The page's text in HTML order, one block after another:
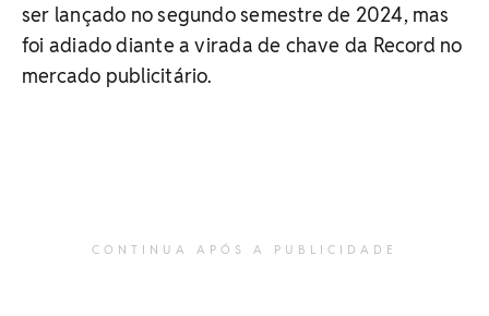
ser lançado no segundo semestre de 2024, mas
foi adiado diante a virada de chave da Record no
mercado publicitário.
CONTINUA APÓS A PUBLICIDADE